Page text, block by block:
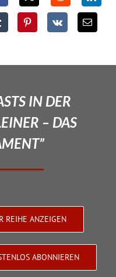
IN DER
– DAS
REIHE ANZEIGEN
ABONNIEREN